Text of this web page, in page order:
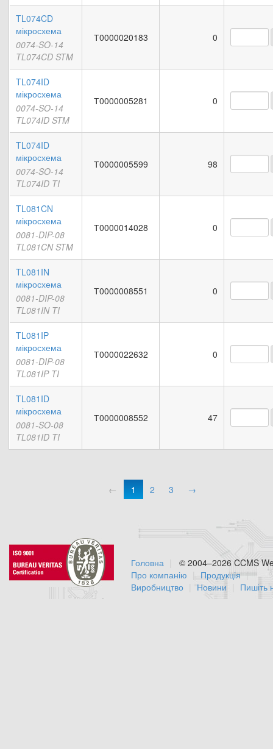
TL074CD
мікросхема
0074-SO-14
TL074CD STM
Т0000020183 0
TL074ID
мікросхема
0074-SO-14
TL074ID STM
Т0000005281 0
TL074ID
мікросхема
0074-SO-14
TL074ID TI
Т0000005599 98
TL081CN
мікросхема
0081-DIP-08
TL081CN STM
Т0000014028 0
TL081IN
мікросхема
0081-DIP-08
TL081IN TI
Т0000008551 0
TL081IP
мікросхема
0081-DIP-08
TL081IP TI
Т0000022632 0
TL081ID
мікросхема
0081-SO-08
TL081ID TI
Т0000008552 47
← 1 2 3 →
© 2004–2026 CCMS
Головна
Про компанію
Продукція
Виробництво
Новини Пишіть